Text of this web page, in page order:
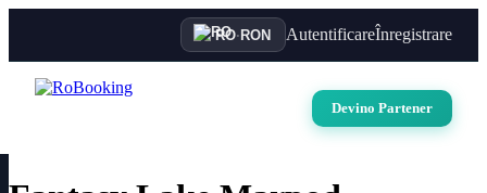
RO·RON AutentificareÎnregistrare
Devino Partener